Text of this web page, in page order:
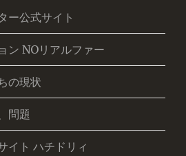
ー公式サイト
ン NOリアルファー
の現状
問題
イト ハチドリィ